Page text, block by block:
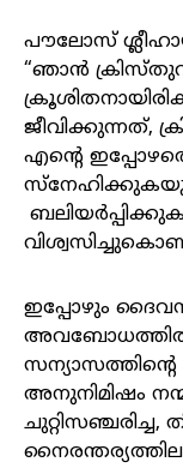
പൗലോസ്
“ഞാൻ
ജീവിക്കുന്നത്,
എന്റെ
ഇപ്പോഴും
അവബോധത്തിൽ
അനുനിമിഷം
ചുറ്റിസഞ്ചരിച്ച,